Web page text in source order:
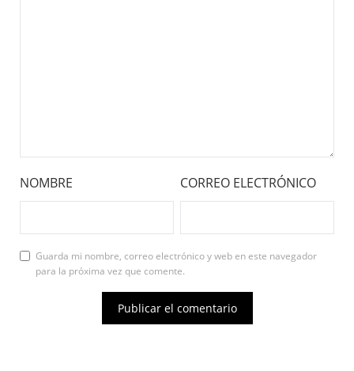
NOMBRE CORREO ELECTRÓNICO
Guarda mi nombre, correo electrónico y web en este navegador
para la próxima vez que comente.